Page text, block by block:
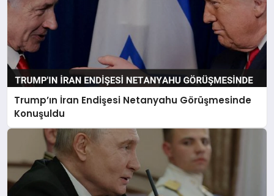
Trump’ın İran Endişesi Netanyahu Görüşmesinde
Konuşuldu